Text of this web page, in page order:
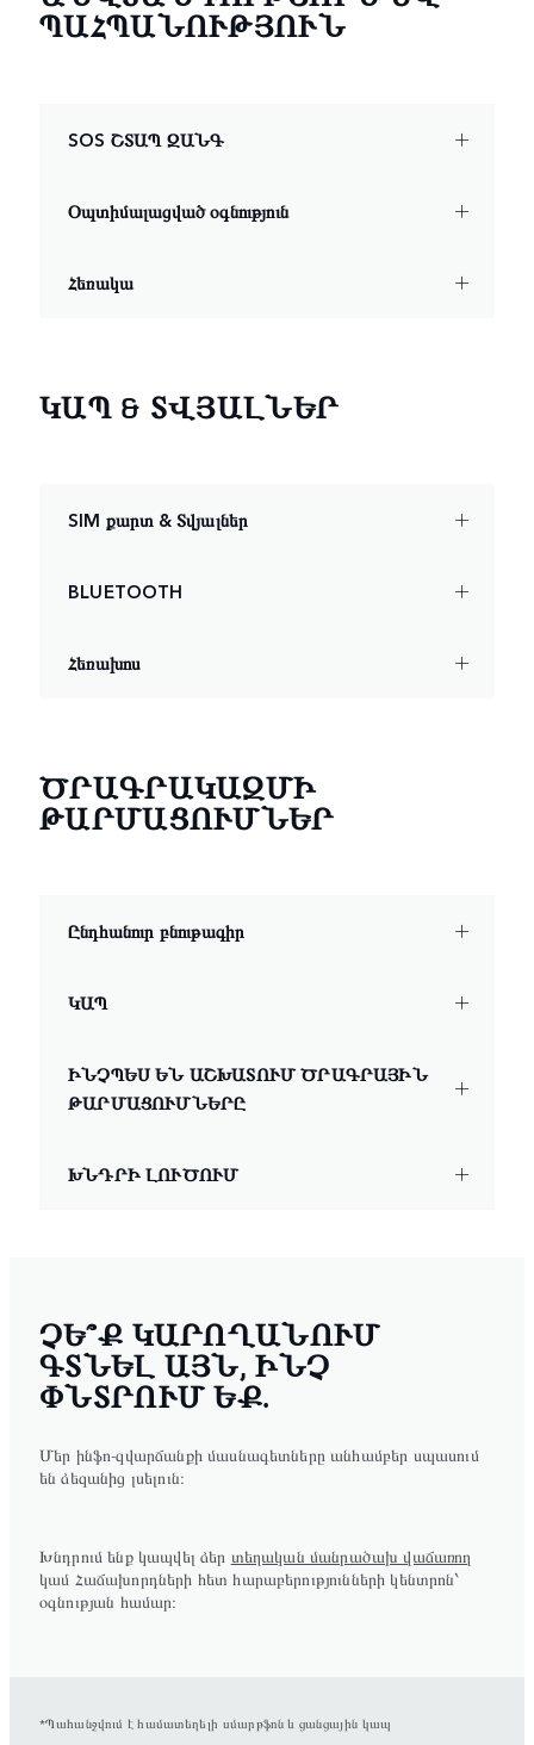
ՊԱՀՊԱՆՈՒԹՅՈՒՆ
SOS ՇՏԱՊ ԶԱՆԳ
Օպտիմալացված օգնություն
Հեռակա
ԿԱՊ & ՏՎՅԱԼՆԵՐ
SIM քարտ & Տվյալներ
BLUETOOTH
Հեռախոս
ԾՐԱԳՐԱԿԱԶՄԻ
ԹԱՐՄԱՑՈՒՄՆԵՐ
Ընդհանուր բնութագիր
ԿԱՊ
ԻՆՉՊԵՍ ԵՆ ԱՇԽԱՏՈՒՄ ԾՐԱԳՐԱՅԻՆ
ԹԱՐՄԱՑՈՒՄՆԵՐԸ
ԽՆԴՐԻ ԼՈՒԾՈՒՄ
ՉԵ՞Ք ԿԱՐՈՂԱՆՈՒՄ
ԳՏՆԵԼ ԱՅՆ, ԻՆՉ
ՓՆՏՐՈՒՄ ԵՔ.
Մեր ինֆո-զվարճանքի մասնագետները անհամբեր սպասում
են ձեզանից լսելուն։
Խնդրում ենք կապվել ձեր տեղական մանրածախ վաճառող
կամ Հաճախորդների հետ հարաբերությունների կենտրոն՝
օգնության համար։
*Պահանջվում է համատեղելի սմարթֆոն և ցանցային կապ